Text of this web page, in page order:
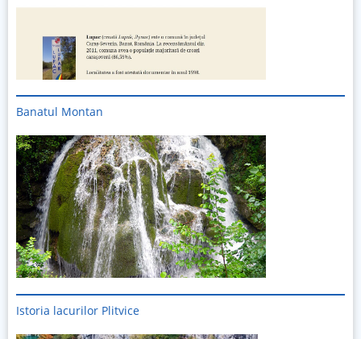
Banatul Montan
Istoria lacurilor Plitvice